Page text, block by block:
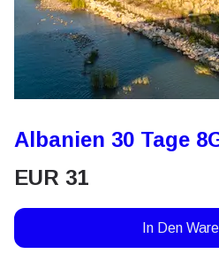
Albanien 30 Tage
EUR 31
In Den